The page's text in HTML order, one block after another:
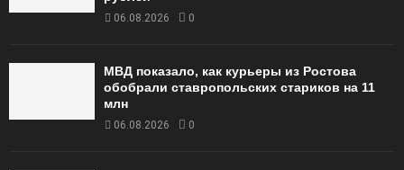
06.08.2026 0
МВД показало, как курьеры из Ростова
обобрали ставропольских стариков на 11
млн
06.08.2026 0